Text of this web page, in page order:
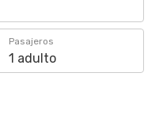
Pasajeros
1 adulto